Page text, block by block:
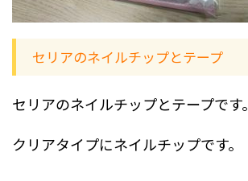
セリアのネイルチップとテープ
セリアのネイルチップとテープです。
クリアタイプにネイルチップです。